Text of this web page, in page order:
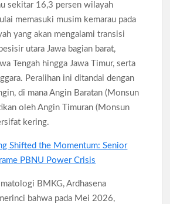
sekitar 16,3 persen wilayah
memasuki musim kemarau pada
yang akan mengalami transisi
utara Jawa bagian barat,
Tengah hingga Jawa Timur, serta
Peralihan ini ditandai dengan
di mana Angin Baratan (Monsun
oleh Angin Timuran (Monsun
kering.
Shifted the Momentum: Senior
PBNU Power Crisis
BMKG, Ardhasena
bahwa pada Mei 2026,